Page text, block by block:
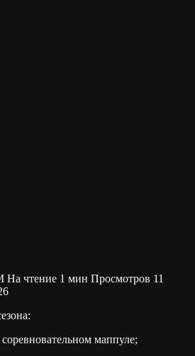
На чтение 1 мин Просмотров 11
маппуле;